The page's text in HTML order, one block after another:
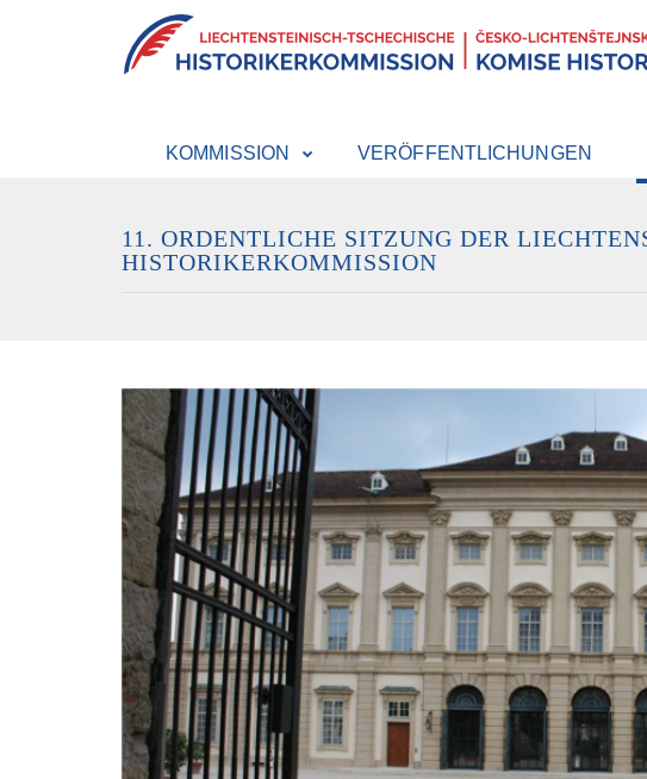
KOMMISSION VERÖFFENTLICHUNGEN
11. ORDENTLICHE SITZUNG DER
HISTORIKERKOMMISSION